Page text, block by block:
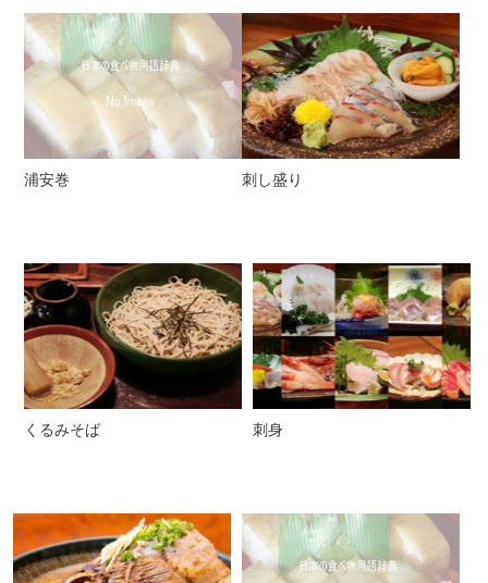
浦安巻 刺し盛り
くるみそば 刺身